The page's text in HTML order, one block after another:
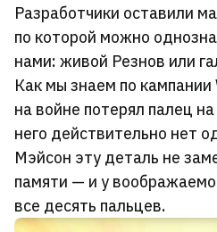
Разработчики оставили
по которой можно
нами: живой Резнов или
Как мы знаем по
на войне потерял палец
него действительно нет
Мэйсон эту деталь не
памяти — и у
все десять пальцев.